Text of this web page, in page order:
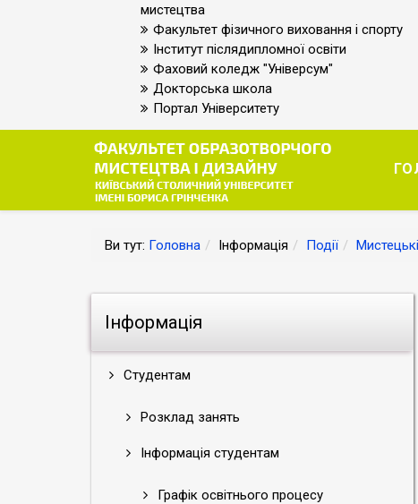
мистецтва
Факультет фізичного виховання і спорту
Інститут післядипломної освіти
Фаховий коледж "Універсум"
Докторська школа
Портал Університету
Ви тут: Головна Інформація Події
Інформація
Студентам
Розклад занять
Інформація студентам
Графік освітнього процесу